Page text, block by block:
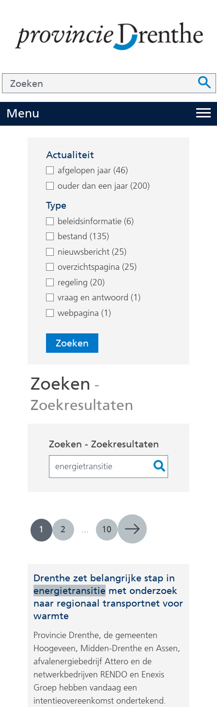
inhoud
Z
o
e
k
Menu
i
p
p
n
Actualiteit
afgelopen jaar (46)
ouder dan een jaar (200)
Type
beleidsinformatie (6)
bestand (135)
nieuwsbericht (25)
overzichtspagina (25)
regeling (20)
vraag en antwoord (1)
webpagina (1)
Zoeken
Zoeken -
Zoekresultaten
Zoekopdracht
Zoeken - Zoekresultaten
1 2 ... 10
Drenthe zet belangrijke stap in
energietransitiemet onderzoek
naar regionaal transportnet voor
warmte
Provincie Drenthe, de gemeenten
Hoogeveen, Midden-Drenthe en Assen,
afvalenergiebedrijf Attero en de
netwerkbedrijven RENDO en Enexis
Groep hebben vandaag een
intentieovereenkomst ondertekend.